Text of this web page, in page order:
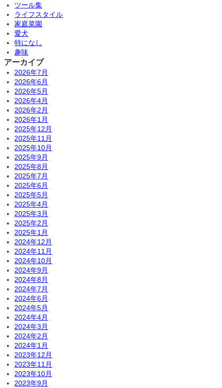
ツール集
ライフスタイル
家庭菜園
愛犬
特になし
趣味
アーカイブ
2026年7月
2026年6月
2026年5月
2026年4月
2026年2月
2026年1月
2025年12月
2025年11月
2025年10月
2025年9月
2025年8月
2025年7月
2025年6月
2025年5月
2025年4月
2025年3月
2025年2月
2025年1月
2024年12月
2024年11月
2024年10月
2024年9月
2024年8月
2024年7月
2024年6月
2024年5月
2024年4月
2024年3月
2024年2月
2024年1月
2023年12月
2023年11月
2023年10月
2023年9月